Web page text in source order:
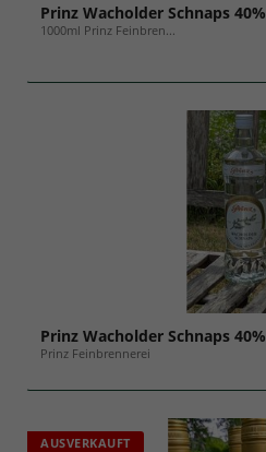
Prinz Wacholder Schnaps 40%
1000ml Prinz Feinbren...
Prinz Wacholder Schnaps 40%
Prinz Feinbrennerei
AUSVERKAUFT